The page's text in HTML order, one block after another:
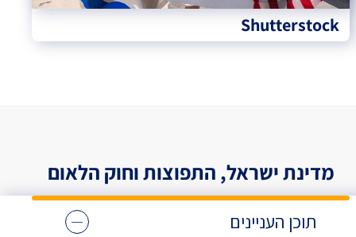
Shutterstock
מדינת ישראל, התפוצות וחוק הלאום
תוכן העניינים